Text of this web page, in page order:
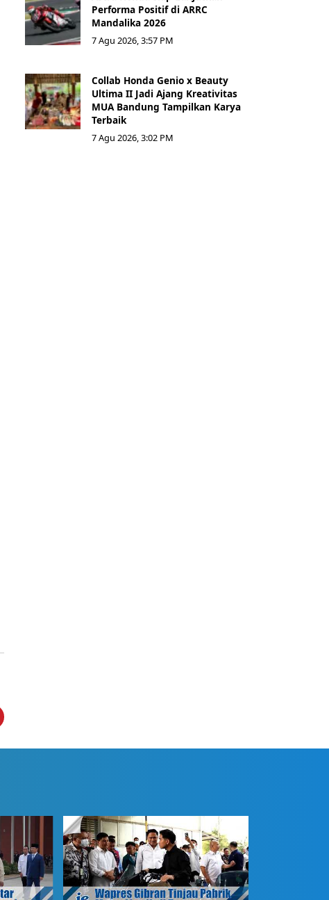
Performa Positif di ARRC
Mandalika 2026
7 Agu 2026, 3:57 PM
Collab Honda Genio x Beauty
Ultima II Jadi Ajang Kreativitas
MUA Bandung Tampilkan Karya
Terbaik
7 Agu 2026, 3:02 PM